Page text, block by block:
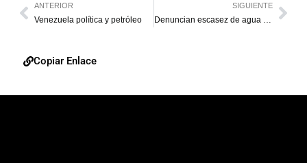
ANTERIOR
Venezuela política y petróleo
SIGUIENTE
Denuncian escasez de agua en Cabimas
Copiar Enlace